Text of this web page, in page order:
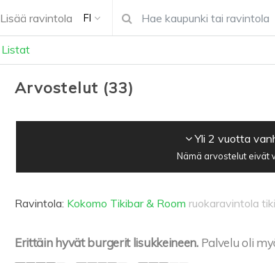
Lisää ravintola FI
Listat
Arvostelut (33)
Yli 2 vuotta
Nämä arvostelut eivät
Ravintola: Kokomo Tikibar & Room ruokaravintola
Erittäin hyvät burgerit lisukkeineen. Palvelu oli